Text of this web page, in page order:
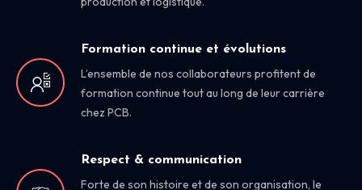
Formation continue et évolutions
L’ensemble de nos collaborateurs profitent de
formation continue tout au long de leur carrière
chez PCB.
Respect & communication
Forte de son histoire et de son organisation, le